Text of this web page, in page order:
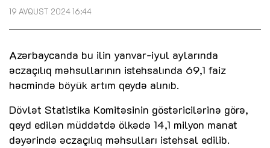
19 AVQUST 2024 16:44
Azərbaycanda bu ilin yanvar-iyul aylarında
əczaçılıq məhsullarının istehsalında 69,1 faiz
həcmində böyük artım qeydə alınıb.
Dövlət Statistika Komitəsinin göstəricilərinə görə,
qeyd edilən müddətdə ölkədə 14,1 milyon manat
dəyərində əczaçılıq məhsulları istehsal edilib.